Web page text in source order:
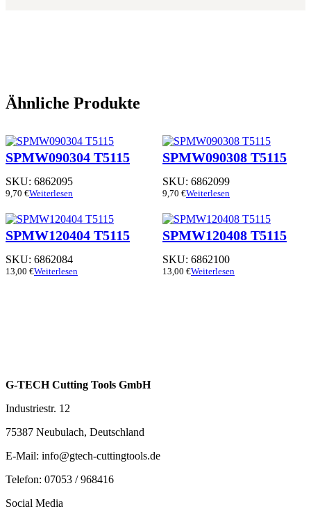
Ähnliche Produkte
SPMW090304 T5115
SKU: 6862095
9,70 €Weiterlesen
SPMW090308 T5115
SKU: 6862099
9,70 €Weiterlesen
SPMW120404 T5115
SKU: 6862084
13,00 €Weiterlesen
SPMW120408 T5115
SKU: 6862100
13,00 €Weiterlesen
G-TECH Cutting Tools GmbH
Industriestr. 12
75387 Neubulach, Deutschland
E-Mail: info@gtech-cuttingtools.de
Telefon: 07053 / 968416
Social Media